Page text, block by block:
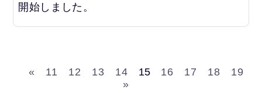
開始しました。
« 11 12 13 14 15 16 17 18
19
»